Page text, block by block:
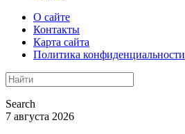
О сайте
Контакты
Карта сайта
Политика конфиденциальности
Search
7 августа 2026